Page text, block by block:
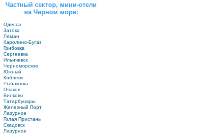
Частный сектор, мини-отели
на Черном море:
Одесса
Затока
Леман
Каролино-Бугаз
Грибовка
Сергеевка
Ильичевск
Черноморское
Южный
Коблево
Рыбаковка
Очаков
Вилково
Татарбунары
Железный Порт
Лазурное
Голая Пристань
Скадовск
Лазурное